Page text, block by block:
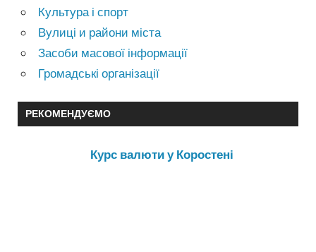
Культура і спорт
Вулиці и райони міста
Засоби масової інформації
Громадські організації
РЕКОМЕНДУЄМО
Курс валюти у Коростені